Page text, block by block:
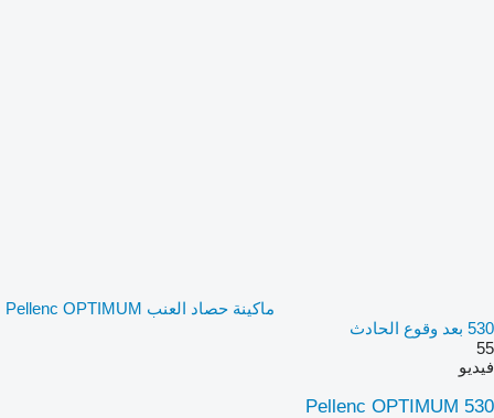
ماكينة حصاد العنب Pellenc OPTIMUM
530 بعد وقوع الحادث
55
فيديو
Pellenc OPTIMUM 530